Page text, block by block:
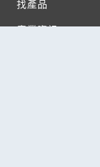
找產品
產業資訊